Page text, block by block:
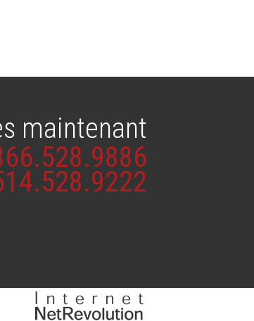
maintenant